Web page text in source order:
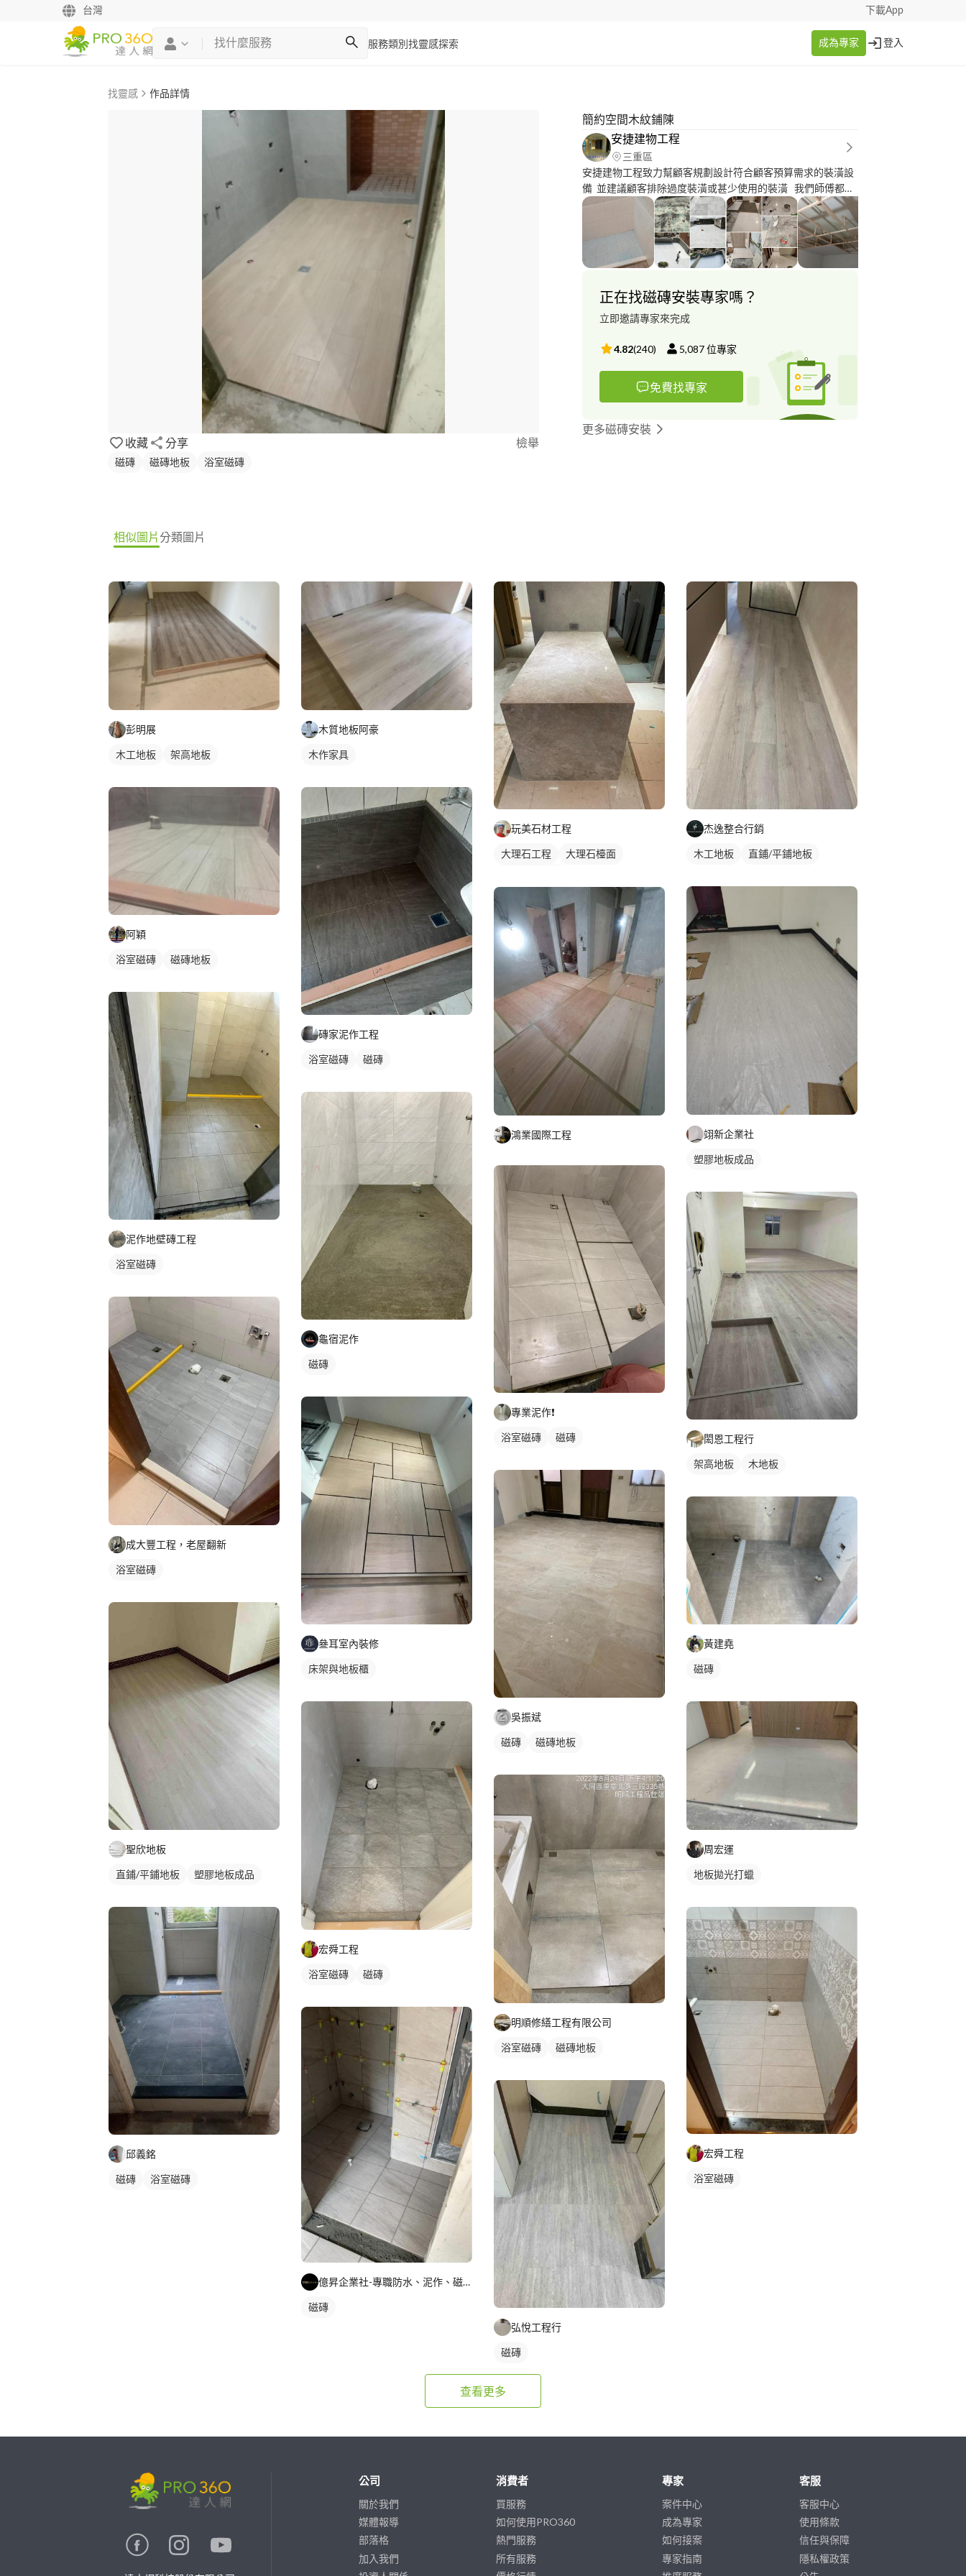
台灣 下載App
服務類別 找靈感探索 成為專家 登入
找靈感 作品詳情
收藏 分享 檢舉
磁磚 磁磚地板 浴室磁磚
簡約空間木紋鋪陳
安捷建物工程
三重區
安捷建物工程致力幫顧客規劃設計符合顧客預算需求的裝潢設
備 並建議顧客排除過度裝潢或甚少使用的裝潢 我們師傅都是
合夥人專精大電水電設計施工 門禁系統設計施工 木作裝潢 泥
作工程 鐵皮屋工廠興建 經驗豐富 足以完成任何業主 和廠商的
託付 謝謝pro360達人網 給我們曝光的機會 感恩
正在找磁磚安裝專家嗎？
立即邀請專家來完成
4.82(240) 5,087位專家
免費找專家
更多磁磚安裝
相似圖片分類圖片
彭明展
木工地板 架高地板
阿穎
浴室磁磚 磁磚地板
泥作地壁磚工程
浴室磁磚
成大豐工程，老屋翻新
浴室磁磚
聖欣地板
直鋪/平鋪地板 塑膠地板成品
邱義銘
磁磚 浴室磁磚
木質地板阿豪
木作家具
磚家泥作工程
浴室磁磚 磁磚
龜宿泥作
磁磚
叄耳室內裝修
床架與地板櫃
宏舜工程
浴室磁磚 磁磚
億昇企業社-專職防水、泥作、磁磚工程
磁磚
玩美石材工程
大理石工程
大理石檯面
鴻業國際工程
專業泥作❗️
浴室磁磚 磁磚
吳振斌
磁磚 磁磚地板
明順修繕工程有限公司
浴室磁磚 磁磚地板
弘悅工程行
磁磚
杰逸整合行銷
木工地板 直鋪/平鋪地板
翊新企業社
塑膠地板成品
閎恩工程行
架高地板 木地板
黃建堯
磁磚
周宏運
地板拋光打蠟
宏舜工程
浴室磁磚
查看更多
公司
關於我們
媒體報導
部落格
加入我們
消費者
買服務
如何使用PRO360
熱門服務
所有服務
專家
案件中心
成為專家
如何接案
專家指南
客服
客服中心
使用條款
信任與保障
隱私權政策